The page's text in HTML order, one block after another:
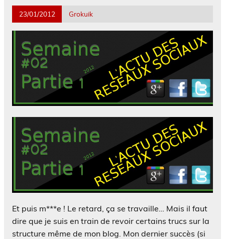
23/01/2012 Grokuik
Et puis m***e ! Le retard, ça se travaille… Mais il faut
dire que je suis en train de revoir certains trucs sur la
structure même de mon blog. Mon dernier succès (si